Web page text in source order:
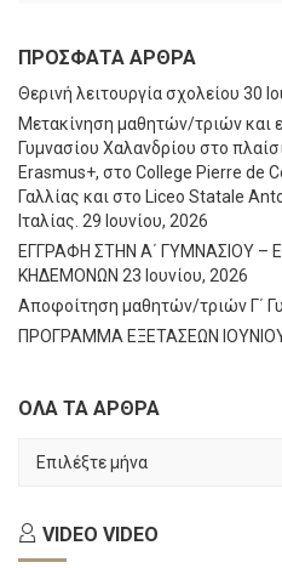
ΠΡΌΣΦΑΤΑ ΆΡΘΡΑ
Θερινή λειτουργία σχολείου 30
Μετακίνηση μαθητών/τριών και
Γυμνασίου Χαλανδρίου στο
Erasmus+, στο College Pierre de
Γαλλίας και στο Liceo Statale
Ιταλίας. 29 Ιουνίου, 2026
ΕΓΓΡΑΦΗ ΣΤΗΝ Α΄ ΓΥΜΝΑΣΙΟΥ –
ΚΗΔΕΜΟΝΩΝ 23 Ιουνίου, 2026
Αποφοίτηση μαθητών/τριών Γ΄
ΠΡΟΓΡΑΜΜΑ ΕΞΕΤΑΣΕΩΝ
ΟΛΑ ΤΑ ΑΡΘΡΑ
ΤΑ
VIDEO VIDEO